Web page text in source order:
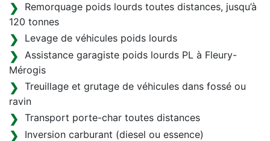
Remorquage poids lourds toutes distances, jusqu’à
120 tonnes
Levage de véhicules poids lourds
Assistance garagiste poids lourds PL à Fleury-
Mérogis
Treuillage et grutage de véhicules dans fossé ou
ravin
Transport porte-char toutes distances
Inversion carburant (diesel ou essence)